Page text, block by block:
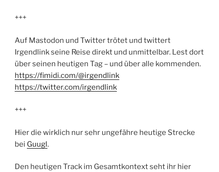
+++
Auf Mastodon und Twitter trötet und twittert
Irgendlink seine Reise direkt und unmittelbar. Lest dort
über seinen heutigen Tag – und über alle kommenden.
https://fimidi.com/@irgendlink
https://twitter.com/irgendlink
+++
Hier die wirklich nur sehr ungefähre heutige Strecke
bei Guugl.
Den heutigen Track im Gesamtkontext seht ihr hier